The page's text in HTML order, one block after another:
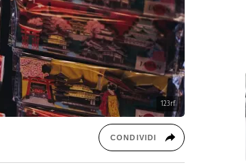
123rf
CONDIVIDI